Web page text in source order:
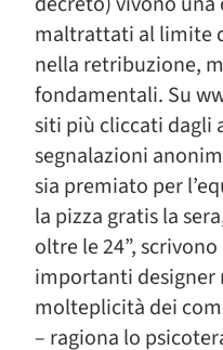
maltrattati al limite
nella retribuzione,
fondamentali. Su
siti più cliccati dagli
segnalazioni
sia premiato per
la pizza gratis la
oltre le 24”,
importanti designer
molteplicità dei
– ragiona lo